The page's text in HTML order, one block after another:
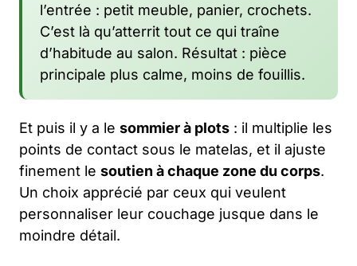
l’entrée : petit meuble, panier, crochets.
C’est là qu’atterrit tout ce qui traîne
d’habitude au salon. Résultat : pièce
principale plus calme, moins de fouillis.
Et puis il y a le sommier à plots : il multiplie les
points de contact sous le matelas, et il ajuste
finement le soutien à chaque zone du corps.
Un choix apprécié par ceux qui veulent
personnaliser leur couchage jusque dans le
moindre détail.